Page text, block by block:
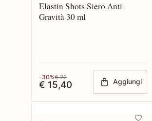
Elastin Shots Siero Anti
Gravità 30 ml
-30%€ 22
€ 15,40 Aggiungi